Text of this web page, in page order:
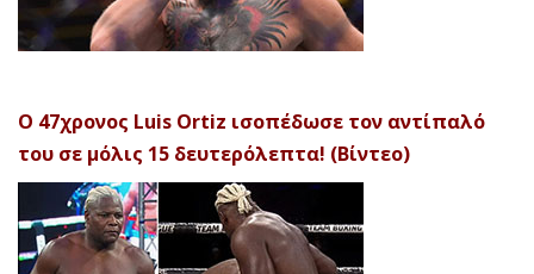
Ο 47χρονος Luis Ortiz ισοπέδωσε τον αντίπαλό
του σε μόλις 15 δευτερόλεπτα! (Βίντεο)